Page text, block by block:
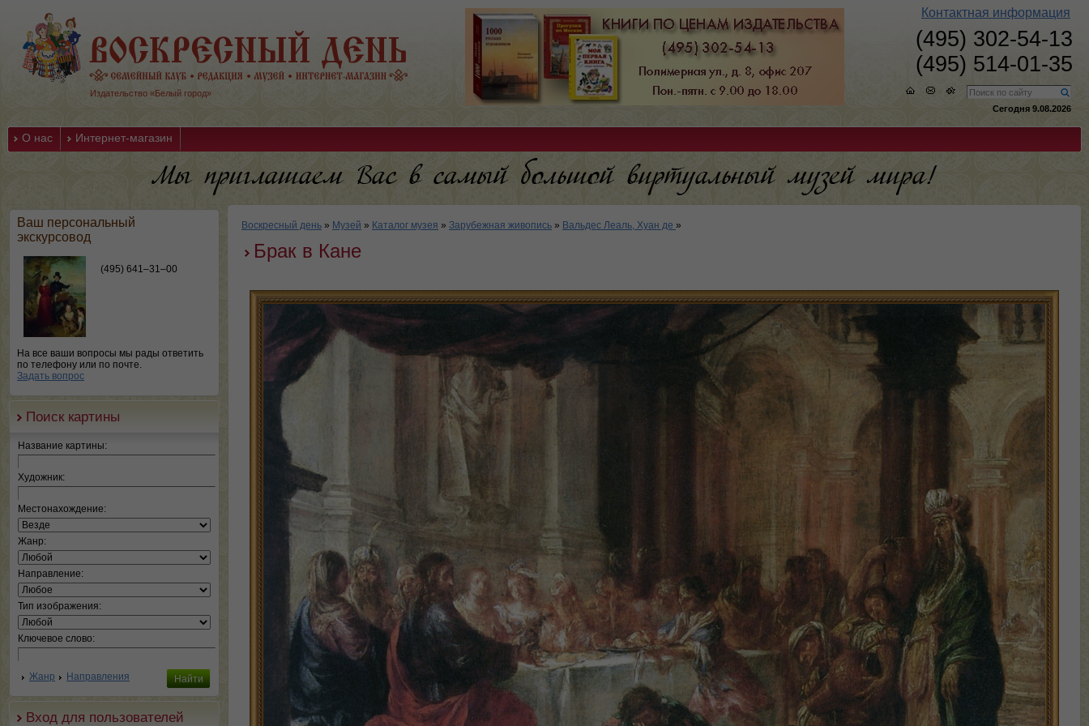
Издательство «Белый город»
Контактная информация
(495) 302-54-13
(495) 514-01-35
Сегодня 9.08.2026
О нас Интернет-магазин
Ваш персональный
экскурсовод
(495) 641–31–00
На все ваши вопросы мы рады ответить
по телефону или по почте.
Задать вопрос
Поиск картины
Название картины:
Художник:
Местонахождение:
Жанр:
Направление:
Тип изображения:
Ключевое слово:
Жанр Направления
Вход для пользователей
Воскресный день » Музей » Каталог музея » Зарубежная живопись » Вальдес Леаль, Хуан де »
Брак в Кане